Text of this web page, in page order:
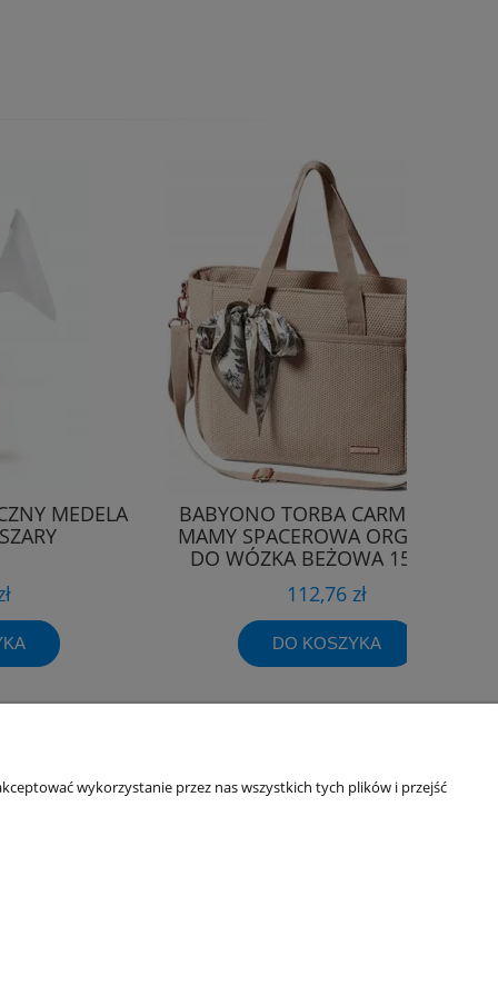
MEDELA
BABYONO TORBA CARMEN DLA
MAMY SPACEROWA ORGANIZER
DO WÓZKA BEŻOWA 1571/02
112,76 zł
DO KOSZYKA
Informacje o sklepie
wykorzystanie przez nas wszystkich tych plików i przejść